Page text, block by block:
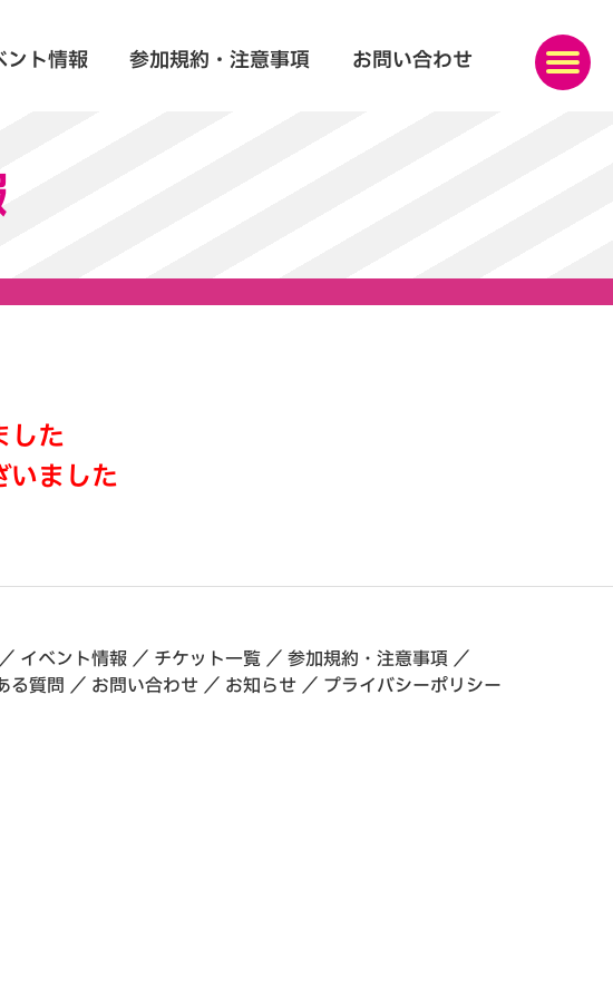
ント情報 参加規約・注意事項 お問い合わせ
した
いました
／ イベント情報 ／ チケット一覧 ／ 参加規約・注意事項 ／
る質問 ／ お問い合わせ ／ お知らせ ／ プライバシーポリシー